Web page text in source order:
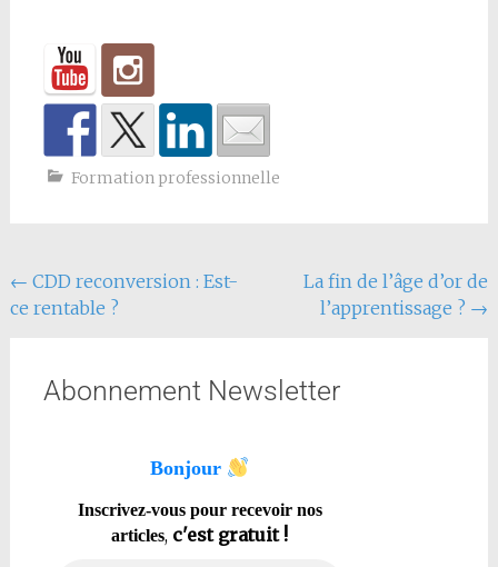
Formation professionnelle
← CDD reconversion : Est-
ce rentable ?
La fin de l’âge d’or de
l’apprentissage ? →
Abonnement Newsletter
Bonjour
Inscrivez-vous pour recevoir nos
articles, c'est gratuit !